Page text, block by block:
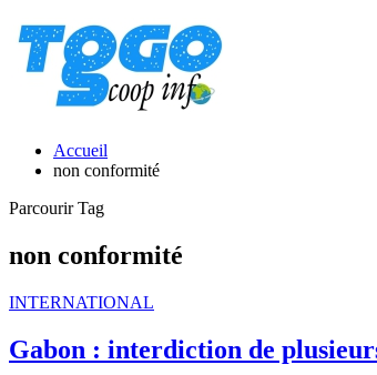
Accueil
non conformité
Parcourir Tag
non conformité
INTERNATIONAL
Gabon : interdiction de